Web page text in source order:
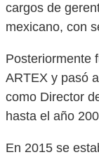
cargos de
mexicano, con
Posteriormente
ARTEX y pasó
como Director
hasta el año
En 2015 se